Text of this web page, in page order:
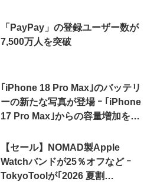
「PayPay」の登録ユーザー数が
7,500万人を突破
｢iPhone 18 Pro Max｣のバッテリ
ーの新たな写真が登場 ｰ ｢iPhone
17 Pro Max｣からの容量増加を確
【セール】NOMAD製Apple
Watchバンドが25％オフなど ｰ
TokyoToolが｢2026 夏割